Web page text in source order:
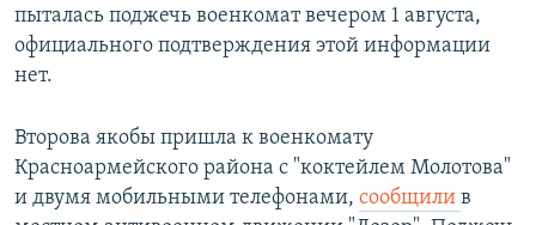
пыталась поджечь военкомат вечером 1 августа,
официального подтверждения этой информации
нет.
Второва якобы пришла к военкомату
Красноармейского района с "коктейлем Молотова"
и двумя мобильными телефонами, сообщили в